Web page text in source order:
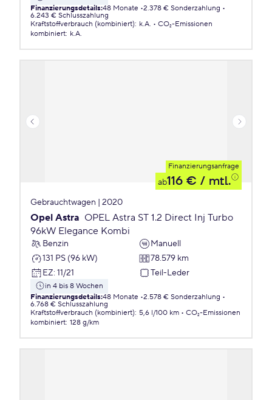
Finanzierungsdetails:48 Monate 2.378 € Sonderzahlung
6.243 € Schlusszahlung
Kraftstoffverbrauch (kombiniert): k.A.
CO₂-Emissionen
kombiniert: k.A.
Finanzierungsanfrage
ab116 € / mtl.
Gebrauchtwagen | 2020
Opel Astra OPEL Astra ST 1.2 Direct Inj Turbo
96kW Elegance Kombi
Benzin
Manuell
131 PS (96 kW)
78.579 km
EZ: 11/21 Teil-Leder
in 4 bis 8 Wochen
Finanzierungsdetails:48 Monate 2.578 € Sonderzahlung
6.768 € Schlusszahlung
Kraftstoffverbrauch (kombiniert): 5,6 l/100 km
CO₂-Emissionen
kombiniert: 128 g/km